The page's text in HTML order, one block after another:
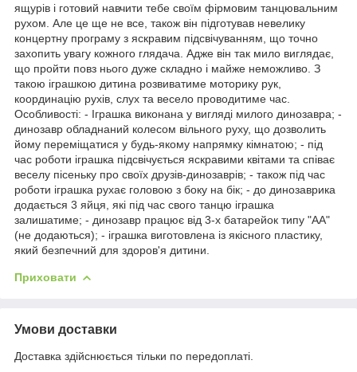
ящурів і готовий навчити тебе своїм фірмовим танцювальним
рухом. Але це ще не все, також він підготував невелику
концертну програму з яскравим підсвічуванням, що точно
захопить увагу кожного глядача. Адже він так мило виглядає,
що пройти повз нього дуже складно і майже неможливо. З
такою іграшкою дитина розвиватиме моторику рук,
координацію рухів, слух та весело проводитиме час.
Особливості: - Іграшка виконана у вигляді милого динозавра; -
динозавр обладнаний колесом вільного руху, що дозволить
йому переміщатися у будь-якому напрямку кімнатою; - під
час роботи іграшка підсвічується яскравими квітами та співає
веселу пісеньку про своїх друзів-динозаврів; - також під час
роботи іграшка рухає головою з боку на бік; - до динозаврика
додається 3 яйця, які під час свого танцю іграшка
залишатиме; - динозавр працює від 3-х батарейок типу "АА"
(не додаються); - іграшка виготовлена із якісного пластику,
який безпечний для здоров'я дитини.
Приховати
Умови доставки
Доставка здійснюється тільки по передоплаті.